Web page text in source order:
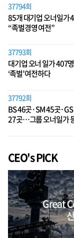
37794회
85개 대기업 오너일가
“족벌경영 여전”
37793회
대기업 오너 일가 407
‘족벌’ 여전하다
37792회
BS 46곳·SM 45곳
27곳…그룹 오너일가
CEO's PICK